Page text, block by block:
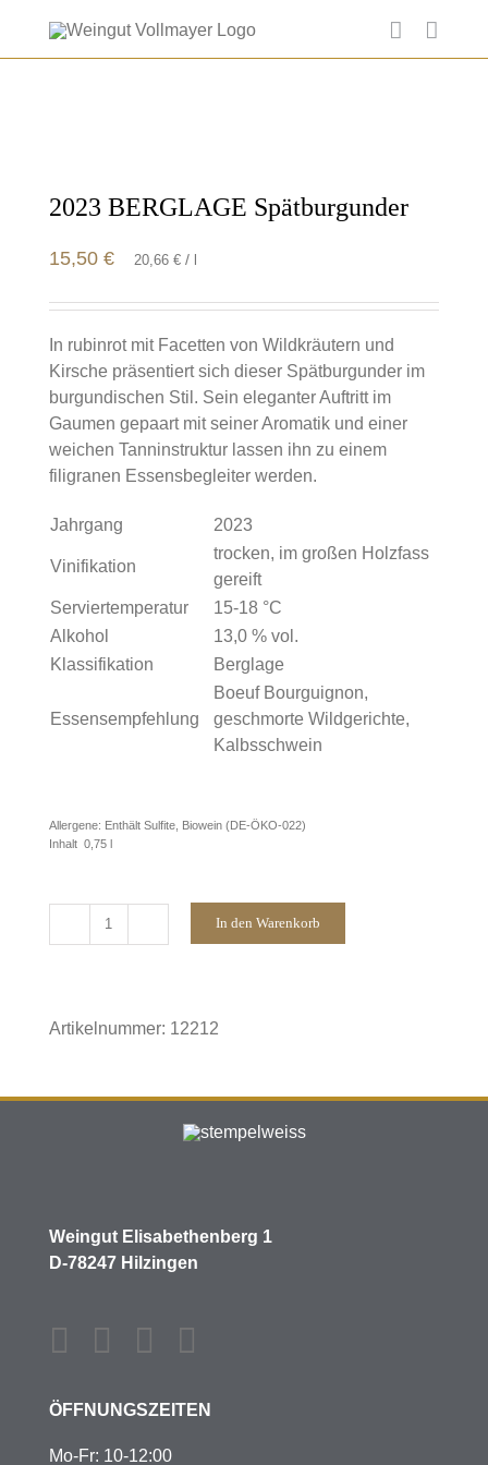
content
2023 BERGLAGE Spätburgunder
15,50 € 20,66 €/
In rubinrot mit Facetten von Wildkräutern und
Kirsche präsentiert sich dieser Spätburgunder im
burgundischen Stil. Sein eleganter Auftritt im
Gaumen gepaart mit seiner Aromatik und einer
weichen Tanninstruktur lassen ihn zu einem
filigranen Essensbegleiter werden.
Jahrgang 2023
Vinifikation
trocken, im großen Holzfass
gereift
Serviertemperatur
15-18 °C
Alkohol
13,0 % vol.
Klassifikation
Berglage
Essensempfehlung
Boeuf Bourguignon,
geschmorte Wildgerichte,
Kalbsschwein
Allergene: Enthält Sulfite, Biowein (DE-ÖKO-022)
Inhalt 0,75 l
2023
In den Warenkorb
Artikelnummer: 12212
Weingut Elisabethenberg 1
D-78247 Hilzingen
ÖFFNUNGSZEITEN
Mo-Fr: 10-12:00